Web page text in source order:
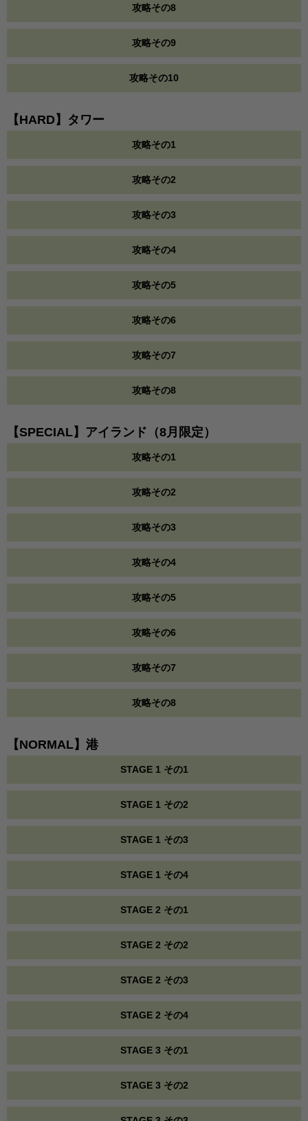
攻略その8
攻略その9
攻略その10
【HARD】タワー
攻略その1
攻略その2
攻略その3
攻略その4
攻略その5
攻略その6
攻略その7
攻略その8
【SPECIAL】アイランド（8月限定）
攻略その1
攻略その2
攻略その3
攻略その4
攻略その5
攻略その6
攻略その7
攻略その8
【NORMAL】港
STAGE 1 その1
STAGE 1 その2
STAGE 1 その3
STAGE 1 その4
STAGE 2 その1
STAGE 2 その2
STAGE 2 その3
STAGE 2 その4
STAGE 3 その1
STAGE 3 その2